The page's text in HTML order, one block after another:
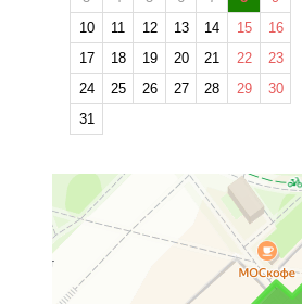
10
11 12 13 14 15
16
17
18 19 20 21 22
23
24
25 26 27 28 29
30
31